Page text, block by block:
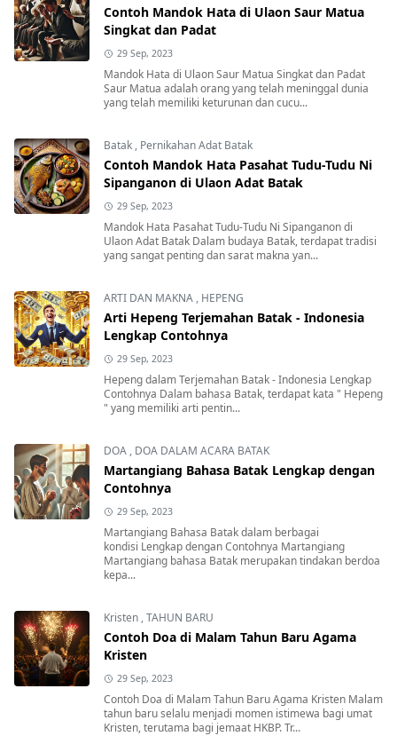
Contoh Mandok Hata di Ulaon Saur Matua
Singkat dan Padat
29 Sep, 2023
Mandok Hata di Ulaon Saur Matua Singkat dan Padat
Saur Matua adalah orang yang telah meninggal dunia
yang telah memiliki keturunan dan cucu...
Batak , Pernikahan Adat Batak
Contoh Mandok Hata Pasahat Tudu-Tudu Ni
Sipanganon di Ulaon Adat Batak
29 Sep, 2023
Mandok Hata Pasahat Tudu-Tudu Ni Sipanganon di
Ulaon Adat Batak Dalam budaya Batak, terdapat tradisi
yang sangat penting dan sarat makna yan...
ARTI DAN MAKNA , HEPENG
Arti Hepeng Terjemahan Batak - Indonesia
Lengkap Contohnya
29 Sep, 2023
Hepeng dalam Terjemahan Batak - Indonesia Lengkap
Contohnya Dalam bahasa Batak, terdapat kata " Hepeng
" yang memiliki arti pentin...
DOA , DOA DALAM ACARA BATAK
Martangiang Bahasa Batak Lengkap dengan
Contohnya
29 Sep, 2023
Martangiang Bahasa Batak dalam berbagai
kondisi Lengkap dengan Contohnya Martangiang
Martangiang bahasa Batak merupakan tindakan berdoa
kepa...
Kristen ,TAHUN BARU
Contoh Doa di Malam Tahun Baru Agama
Kristen
29 Sep, 2023
Contoh Doa di Malam Tahun Baru Agama Kristen Malam
tahun baru selalu menjadi momen istimewa bagi umat
Kristen, terutama bagi jemaat HKBP. Tr...